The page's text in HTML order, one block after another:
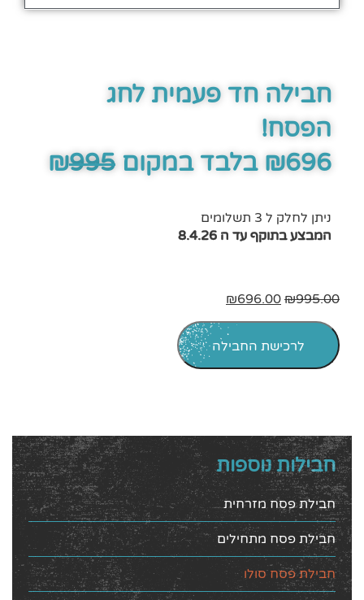
₪995.00
₪696.00
לרכישת החבילה
חבילה חד פעמית לחג
הפסח!
₪696 בלבד במקום ₪
995
ניתן לחלק ל 3 תשלומים
המבצע בתוקף עד ה 8.4.26
חבילות נוספות
חבילת פסח מזרחית
חבילת פסח מתחילים
חבילת פסח סולו